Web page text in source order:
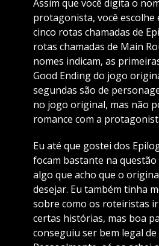
Assim que você digita o
protagonista, você escolhe
cinco rotas chamadas de
rotas chamadas de Main
nomes indicam, as
Good Ending do jogo
segundas são de
no jogo original, mas não
romance com a
Eu até que gostei dos
focam bastante na questão
algo que acho que o
desejar. Eu também tinha
sobre como os roteiristas
certas histórias, mas boa
conseguiu ser bem legal de